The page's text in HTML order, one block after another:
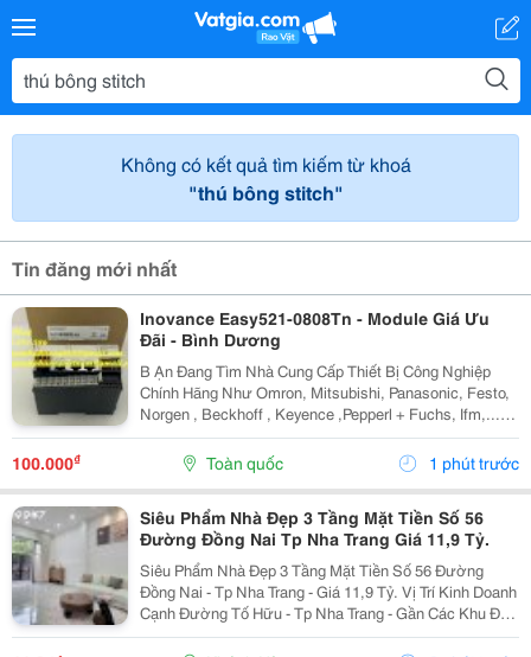
Không có kết quả tìm kiếm từ khoá
"thú bông stitch"
Tin đăng mới nhất
Inovance Easy521-0808Tn - Module Giá Ưu
Đãi - Bình Dương
B Ạn Đang Tìm Nhà Cung Cấp Thiết Bị Công Nghiệp
Chính Hãng Như Omron, Mitsubishi, Panasonic, Festo,
Norgen , Beckhoff , Keyence ,Pepperl + Fuchs, Ifm,...Và
Các Sản Phẩm Theo Máy? Chúng Tôi Có Tất Cả Những
Gì Bạn Cần - Nguồn Hàng Chính Hãng, Mức...
100.000₫ Toàn quốc 1 phút trước
Siêu Phẩm Nhà Đẹp 3 Tầng Mặt Tiền Số 56
Đường Đồng Nai Tp Nha Trang Giá 11,9 Tỷ.
Siêu Phẩm Nhà Đẹp 3 Tầng Mặt Tiền Số 56 Đường
Đồng Nai - Tp Nha Trang - Giá 11,9 Tỷ. Vị Trí Kinh Doanh
Cạnh Đường Tố Hữu - Tp Nha Trang - Gần Các Khu Đô
Thị. Nhà Mới Đẹp 3 Tầng Mặt Tiền + 1 Mặt Hẻm - Kiến